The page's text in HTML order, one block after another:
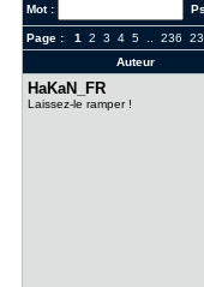
Mot :
Page : 1 2 3 4 5.. 236
Auteur
HaKaN_FR
Laissez-le ramper !